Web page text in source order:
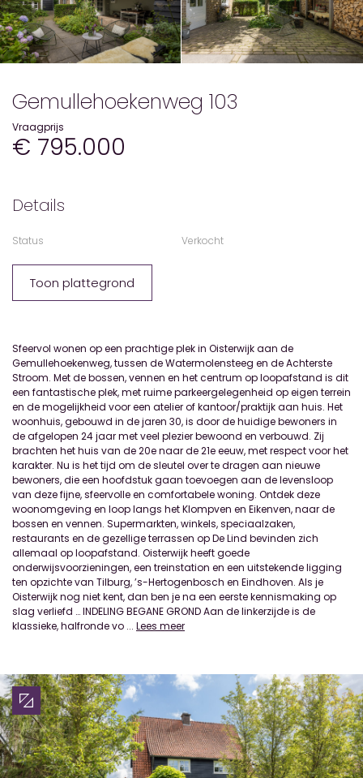
Gemullehoekenweg 103
Vraagprijs
€ 795.000
Sfeervol wonen op een prachtige plek in Oisterwijk aan de
Gemullehoekenweg, tussen de Watermolensteeg en de Achterste
Stroom. Met de bossen, vennen en het centrum op loopafstand is dit
een fantastische plek, met ruime parkeergelegenheid op eigen terrein
en de mogelijkheid voor een atelier of kantoor/praktijk aan huis. Het
woonhuis, gebouwd in de jaren 30, is door de huidige bewoners in
de afgelopen 24 jaar met veel plezier bewoond en verbouwd. Zij
brachten het huis van de 20e naar de 21e eeuw, met respect voor het
karakter. Nu is het tijd om de sleutel over te dragen aan nieuwe
bewoners, die een hoofdstuk gaan toevoegen aan de levensloop
van deze fijne, sfeervolle en comfortabele woning. Ontdek deze
woonomgeving en loop langs het Klompven en Eikenven, naar de
bossen en vennen. Supermarkten, winkels, speciaalzaken,
restaurants en de gezellige terrassen op De Lind bevinden zich
allemaal op loopafstand. Oisterwijk heeft goede
onderwijsvoorzieningen, een treinstation en een uitstekende ligging
ten opzichte van Tilburg, ’s-Hertogenbosch en Eindhoven. Als je
Oisterwijk nog niet kent, dan ben je na een eerste kennismaking op
slag verliefd … INDELING BEGANE GROND Aan de linkerzijde is de
klassieke, halfronde vo ... Lees meer
Details
Status Verkocht
Toon plattegrond